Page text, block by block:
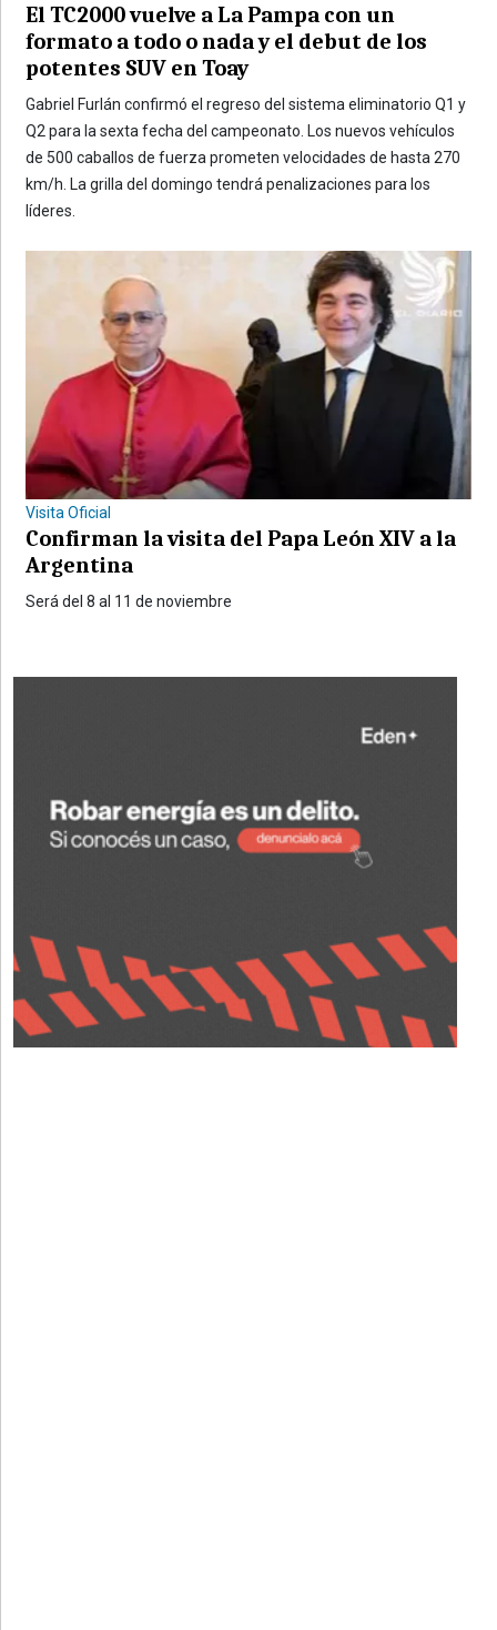
El TC2000 vuelve a La Pampa con un
formato a todo o nada y el debut de los
potentes SUV en Toay
Gabriel Furlán confirmó el regreso del sistema eliminatorio Q1 y
Q2 para la sexta fecha del campeonato. Los nuevos vehículos
de 500 caballos de fuerza prometen velocidades de hasta 270
km/h. La grilla del domingo tendrá penalizaciones para los
líderes.
Visita Oficial
Confirman la visita del Papa León XIV a la
Argentina
Será del 8 al 11 de noviembre